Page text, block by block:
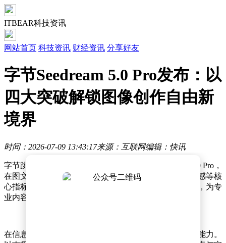
ITBEAR科技资讯
网站首页 科技资讯 财经资讯 分享好友
字节Seedream 5.0 Pro发布：以
四大突破解锁图像创作自由新
境界
时间：2026-07-09 13:43:17来源：互联网编辑：快讯
字节跳动近日正式推出多模态图像创作模型Seedream 5.0 Pro，
在图文匹配精度、结构合理性、文字渲染效果及画面美感等核
心指标上实现全面升级。该版本重点突破四大技术方向，为专
业内容生产与创意设计领域带来革新性工具。
在信息可视化领域，新模型展现出强大的复杂数据处理能力。